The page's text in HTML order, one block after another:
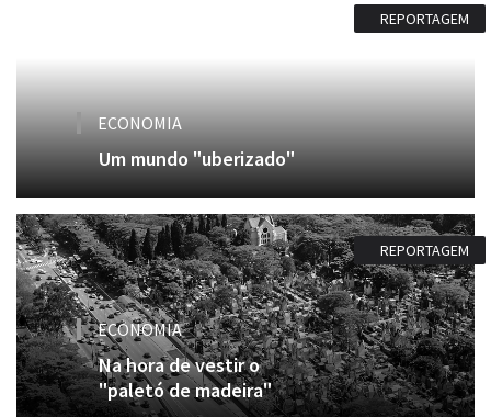
REPORTAGEM
ECONOMIA
Um mundo "uberizado"
REPORTAGEM
ECONOMIA
Na hora de vestir o
"paletó de madeira"